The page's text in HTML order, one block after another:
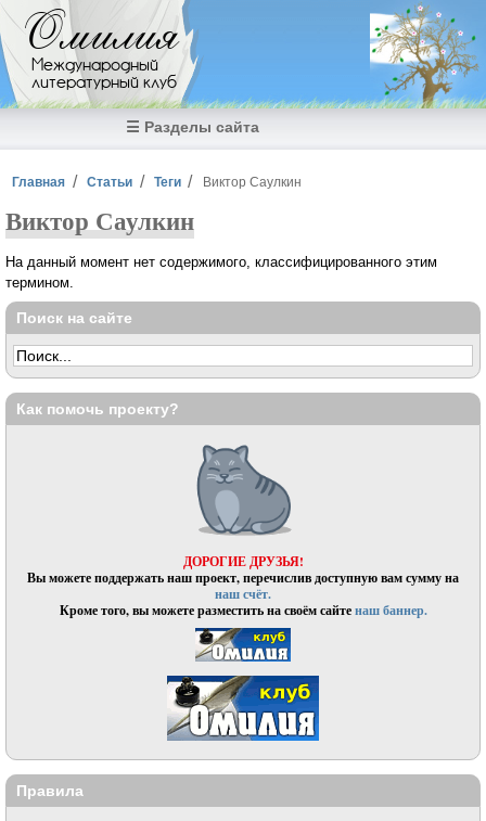
Перейти к основному содержанию
Омилия
Международный
литературный клуб
☰ Разделы сайта
Вы здесь
Главная Статьи Теги Виктор Саулкин
Виктор Саулкин
На данный момент нет содержимого, классифицированного этим
термином.
Поиск на сайте
Как помочь проекту?
ДОРОГИЕ ДРУЗЬЯ!
Вы можете поддержать наш проект, перечислив доступную вам сумму на
наш счёт.
Кроме того, вы можете разместить на своём сайтенаш баннер.
Правила